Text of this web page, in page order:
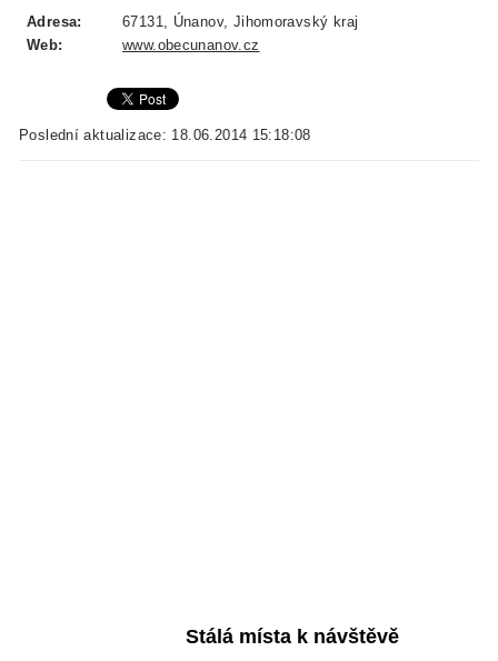
Adresa:
67131, Únanov, Jihomoravský kraj
Web:
www.obecunanov.cz
Poslední aktualizace: 18.06.2014 15:18:08
Stálá místa k návštěvě